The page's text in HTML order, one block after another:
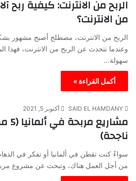
الربح من الانترنت: كيفية ربح
من الانترنت؟
الربح من الانترنت، مصطلح أصبح مشهور
وعندما نتحدث عن الربح من الانترنت، فهذا
سهولة…
أكمل القراءة »
SAID EL HAMDANY أكتوبر 5, 2021
ناجحة)
سواءً كنت تقطن في ألمانيا أو تفكر في
من أجل العمل هناك، وتبحث عن مشروع